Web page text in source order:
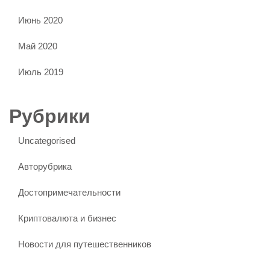
Июнь 2020
Май 2020
Июль 2019
Рубрики
Uncategorised
Авторубрика
Достопримечательности
Криптовалюта и бизнес
Новости для путешественников